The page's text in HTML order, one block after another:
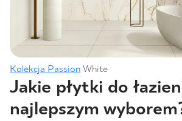
Kolekcja Passion White
Jakie płytki do
najlepszym